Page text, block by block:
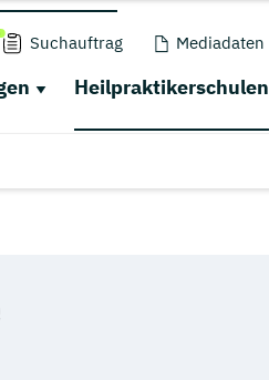
Suchauftrag Mediadaten
Heilpraktikerschulen